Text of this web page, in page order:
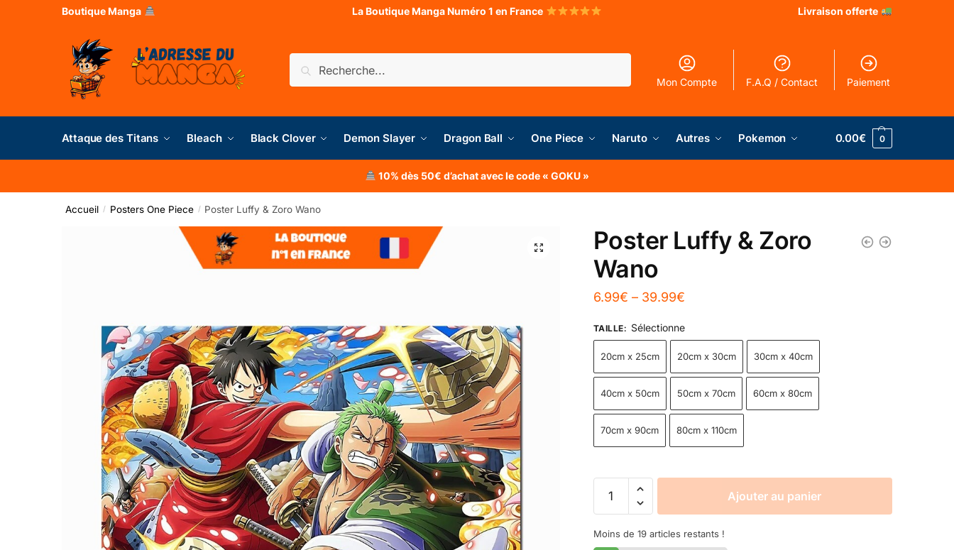
Boutique Manga La Boutique Manga Numéro 1 en France Livraison offerte
Mon Compte F.A.Q / Contact Paiement
Attaque des Titans Bleach Black Clover Demon Slayer Dragon Ball One Piece Naruto Autres Pokemon 0.00€ 0
10% dès 50€ d’achat avec le code « GOKU »
Accueil / Posters One Piece / Poster Luffy & Zoro Wano
Poster Luffy & Zoro
Wano
6.99€ – 39.99€
TAILLE: Sélectionne
20cm x 25cm 20cm x 30cm 30cm x 40cm
40cm x 50cm 50cm x 70cm 60cm x 80cm
70cm x 90cm 80cm x 110cm
Ajouter au panier
Moins de 19 articles restants !